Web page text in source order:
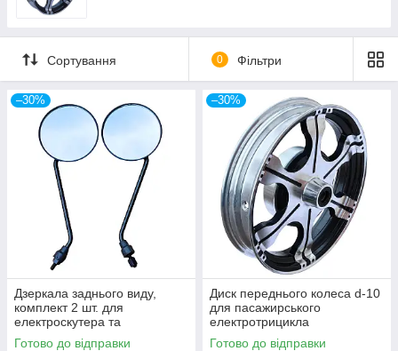
Сортування 0 Фільтри
–30%
Дзеркала заднього виду,
комплект 2 шт. для
електроскутера та
електротрицикла
Готово до відправки
–30%
Диск переднього колеса d-10
для пасажирського
електротрицикла
Готово до відправки